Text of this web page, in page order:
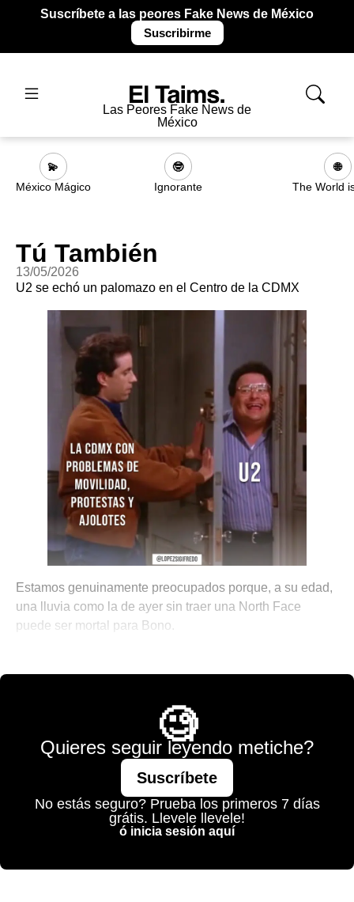
Suscríbete a las peores Fake News de México
Suscribirme
Las Peores Fake News de
México
💫
México Mágico
🤓
Ignorante
🌐
The World
Tú También
13/05/2026
U2 se echó un palomazo en el Centro de la CDMX
Estamos genuinamente preocupados porque, a su edad,
una lluvia como la de ayer sin traer una North Face
puede ser mortal para Bono.
🧐
Quieres seguir leyendo metiche?
Suscríbete
No estás seguro? Prueba los primeros 7 días
grátis. Llevele llevele!
ó inicia sesión aquí